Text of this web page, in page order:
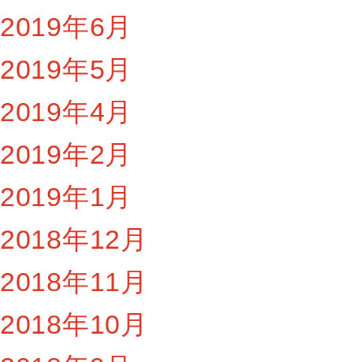
2019年6月
2019年5月
2019年4月
2019年2月
2019年1月
2018年12月
2018年11月
2018年10月